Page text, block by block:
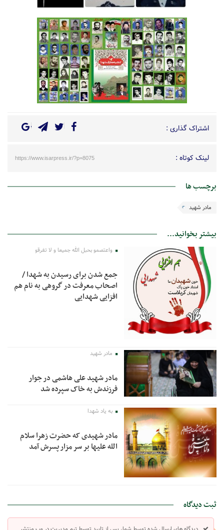
اشتراک گذاری :
لینک کوتاه : https://www.isarpress.ir/?p=8075
برچسب ها
مادر شهید
بیشتر بخوانید...
واعتصمو بحبل الله جمیعا و لا تفرقو
جمع شدن برای رسیدن به شهدا /
اصحاب معرفت در گروهی به نام هم
افزایی شهدایی
مادر شهید
مادر شهید علی هاشمی در جوار
فرزندش به خاک سپرده شد
به یاد شهدا
مادر شهیدی که حضرت زهرا سلام
الله علیها بر سر مزار پسرش آمد
ثبت دیدگاه